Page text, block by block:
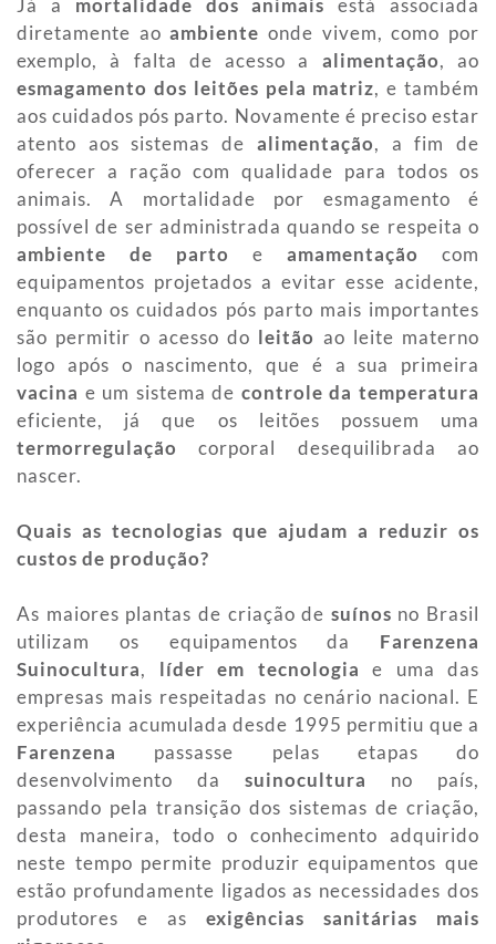
Já a mortalidade dos animais está associada
diretamente aoambienteonde vivem, como por
exemplo, à falta de acesso a alimentação, ao
esmagamento dos leitões pela matriz, e também
aos cuidados pós parto. Novamente é preciso estar
atento aos sistemas de alimentação, a fim de
oferecer a ração com qualidade para todos os
animais. A mortalidade por esmagamento é
possível de ser administrada quando se respeita o
ambiente de parto e amamentação com
equipamentos projetados a evitar esse acidente,
enquanto os cuidados pós parto mais importantes
são permitir o acesso do leitão ao leite materno
logo após o nascimento, que é a sua primeira
vacina e um sistema de controle da temperatura
eficiente, já que os leitões possuem uma
termorregulaçãocorporal desequilibrada ao
nascer.
Quais as tecnologias que ajudam a reduzir os
custos de produção?
As maiores plantas de criação de suínos no Brasil
utilizam os equipamentos da Farenzena
Suinocultura, líder em tecnologia e uma das
empresas mais respeitadas no cenário nacional. E
experiência acumulada desde 1995 permitiu que a
Farenzena passasse pelas etapas do
desenvolvimento da suinocultura no país,
passando pela transição dos sistemas de criação,
desta maneira, todo o conhecimento adquirido
neste tempo permite produzir equipamentos que
estão profundamente ligados as necessidades dos
produtores e as exigências sanitárias mais